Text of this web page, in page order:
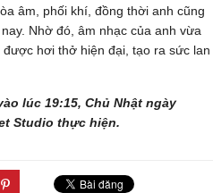
âm, phối khí, đồng thời anh cũng
Nhờ đó, âm nhạc của anh vừa
hơi thở hiện đại, tạo ra sức lan
lúc 19:15, Chủ Nhật ngày
Studio thực hiện.